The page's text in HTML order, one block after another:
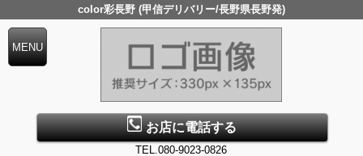
color彩長野 (甲信デリバリー/長野県長野発)
お店に電話する
TEL.080-9023-0826